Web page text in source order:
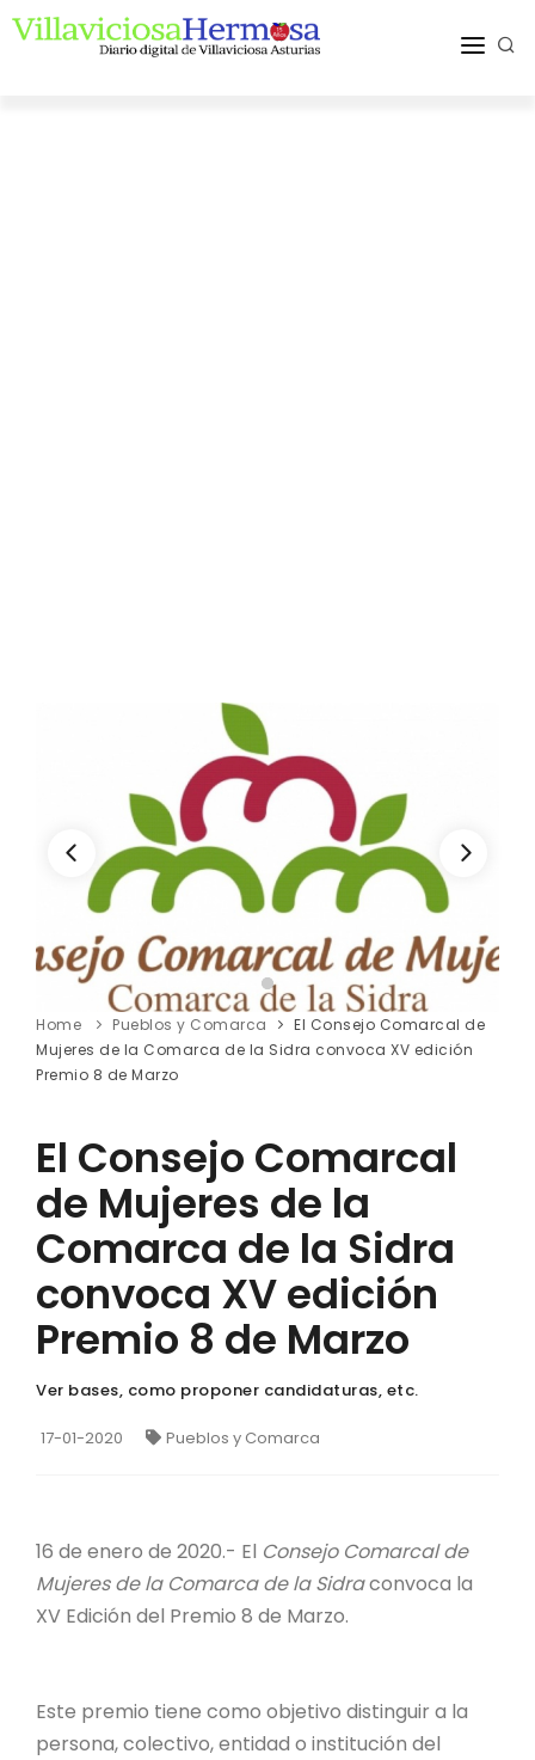
Home Pueblos y Comarca
El Consejo Comarcal de
Mujeres de la Comarca de la Sidra convoca XV edición
Premio 8 de Marzo
El Consejo Comarcal
de Mujeres de la
Comarca de la Sidra
convoca XV edición
Premio 8 de Marzo
Ver bases, como proponer candidaturas, etc.
17-01-2020 Pueblos y Comarca
16 de enero de 2020.- El Consejo Comarcal de
Mujeres de la Comarca de la Sidraconvoca la
XV Edición del Premio 8 de Marzo.
Este premio tiene como objetivo distinguir a la
persona, colectivo, entidad o institución del